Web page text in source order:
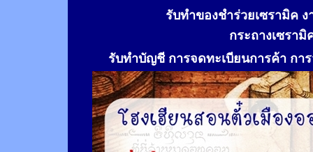
รับทำของชำร่วยเซรามิค
กระถางเซรา
รับทำบัญชี การจดทะเบียนการค้า กา